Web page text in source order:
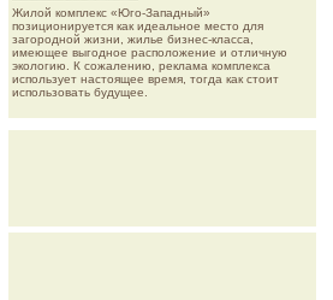
Жилой комплекс «Юго-Западный»
позиционируется как идеальное место для
загородной жизни, жилье бизнес-класса,
имеющее выгодное расположение и отличную
экологию. К сожалению, реклама комплекса
использует настоящее время, тогда как стоит
использовать будущее.